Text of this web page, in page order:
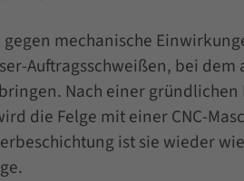
mechanische
Auftragsschweißen, bei dem
Nach einer
die Felge mit einer CNC-
ist sie wieder